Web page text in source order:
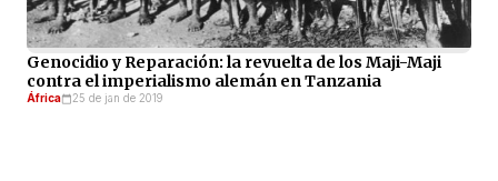
Genocidio y Reparación: la revuelta de los Maji-Maji
contra el imperialismo alemán en Tanzania
África 25 de jan de 2019